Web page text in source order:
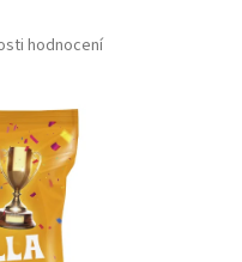
hodnocení